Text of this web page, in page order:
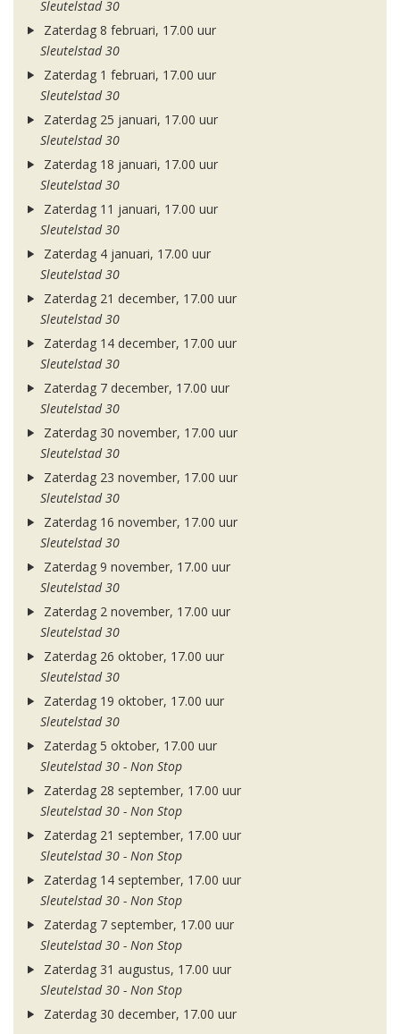
Sleutelstad 30
Zaterdag 8 februari, 17.00 uur
Sleutelstad 30
Zaterdag 1 februari, 17.00 uur
Sleutelstad 30
Zaterdag 25 januari, 17.00 uur
Sleutelstad 30
Zaterdag 18 januari, 17.00 uur
Sleutelstad 30
Zaterdag 11 januari, 17.00 uur
Sleutelstad 30
Zaterdag 4 januari, 17.00 uur
Sleutelstad 30
Zaterdag 21 december, 17.00 uur
Sleutelstad 30
Zaterdag 14 december, 17.00 uur
Sleutelstad 30
Zaterdag 7 december, 17.00 uur
Sleutelstad 30
Zaterdag 30 november, 17.00 uur
Sleutelstad 30
Zaterdag 23 november, 17.00 uur
Sleutelstad 30
Zaterdag 16 november, 17.00 uur
Sleutelstad 30
Zaterdag 9 november, 17.00 uur
Sleutelstad 30
Zaterdag 2 november, 17.00 uur
Sleutelstad 30
Zaterdag 26 oktober, 17.00 uur
Sleutelstad 30
Zaterdag 19 oktober, 17.00 uur
Sleutelstad 30
Zaterdag 5 oktober, 17.00 uur
Sleutelstad 30 - Non Stop
Zaterdag 28 september, 17.00 uur
Sleutelstad 30 - Non Stop
Zaterdag 21 september, 17.00 uur
Sleutelstad 30 - Non Stop
Zaterdag 14 september, 17.00 uur
Sleutelstad 30 - Non Stop
Zaterdag 7 september, 17.00 uur
Sleutelstad 30 - Non Stop
Zaterdag 31 augustus, 17.00 uur
Sleutelstad 30 - Non Stop
Zaterdag 30 december, 17.00 uur